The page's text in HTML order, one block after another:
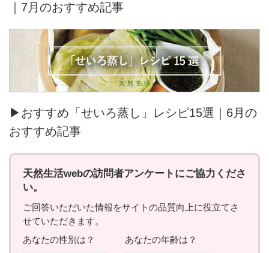
｜7月のおすすめ記事
▶おすすめ「せいろ蒸し」レシピ15選｜6月の
おすすめ記事